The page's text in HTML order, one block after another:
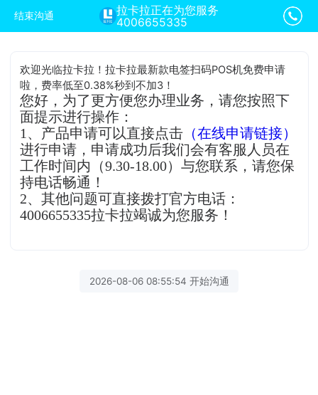
结束沟通
拉卡拉正在为您服务
4006655335
欢迎光临拉卡拉！拉卡拉最新款电签扫码POS机免费申请
啦，费率低至0.38%秒到不加3！
您好，为了更方便您办理业务，请您按照下
面提示进行操作：
1、产品申请可以直接点击 （在线申请链接）
进行申请，申请成功后我们会有客服人员在
工作时间内（9.30-18.00）与您联系，请您保
持电话畅通！
2、其他问题可直接拨打官方电话：
4006655335拉卡拉竭诚为您服务！
2026-08-06 08:55:54 开始沟通